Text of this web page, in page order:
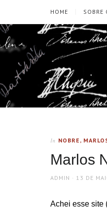
HOME SOBRE
In NOBRE,
Marlos
AUTHOR
ADMIN
POSTED
13 DE
Achei esse site